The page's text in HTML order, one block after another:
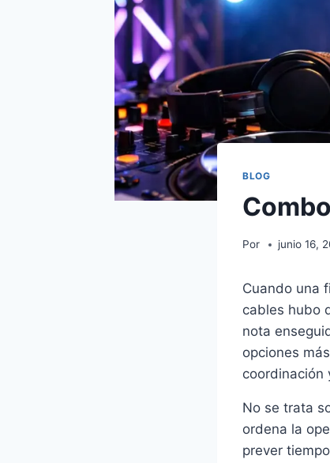
BLOG
Por junio 16,
Cuando una
cables hubo
nota
opciones
coordinación
No se trata
ordena la
prever